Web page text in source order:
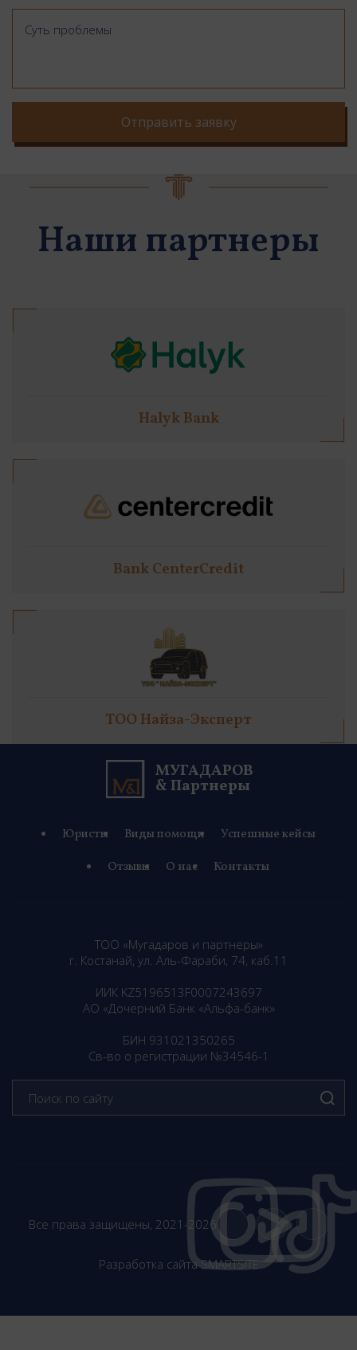
Отправить заявку
Наши партнеры
Halyk Bank
Bank CenterCredit
TOO Найза-Эксперт
МУГАДАРОВ
& Партнеры
Юристы Виды помощи
Успешные кейсы
Отзывы
О нас Контакты
ТОО «Мугадаров и партнеры»
г. Костанай, ул. Аль-Фараби, 74, каб.11
ИИК KZ5196513F0007243697
АО «Дочерний Банк «Альфа-банк»
БИН 931021350265
Св-во о регистрации №34546-1
Все права защищены, 2021-2026
Разработка сайтаSMARTSITE